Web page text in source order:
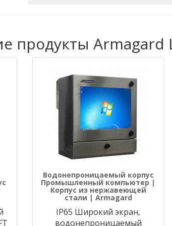
продукты Armagard
Водонепроницаемый корпус
Промышленный компьютер |
Корпус из нержавеющей
стали | Armagard
IP65 Широкий экран,
водонепроницаемый